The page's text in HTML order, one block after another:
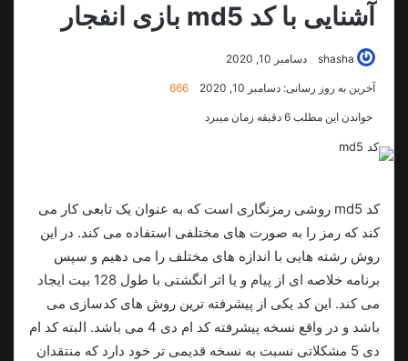
آشنایی با کد md5 بازی انفجار
shasha دسامبر 10, 2020
آخرین به روز رسانی: دسامبر 10, 2020 666
خواندن این مطلب 6 دقیقه زمان میبرد
کد md5 روشی رمزنگاری است که به عنوان یک تابعی کار می
کند که رمز را به صورت های مختلفی استفاده می کند. در این
روش رشته هایی با اندازه های مختلف را می دهیم و سپس
برنامه خلاصه ای از پیام و یا اثر انگشتی با طول 128 بیت ایجاد
می کند. این کد یکی از پیشرفته ترین روش های کدسازی می
باشد و در واقع نسخه پیشرفته کد ام دی 4 می باشد. البته کد ام
دی 5 مشکلاتی نسبت به نسخه قدیمی تر خود دارد که منتقدان